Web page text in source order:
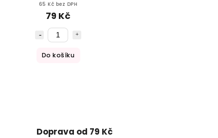
65 Kč bez DPH
79 Kč
Do košíku
Doprava od 79 Kč